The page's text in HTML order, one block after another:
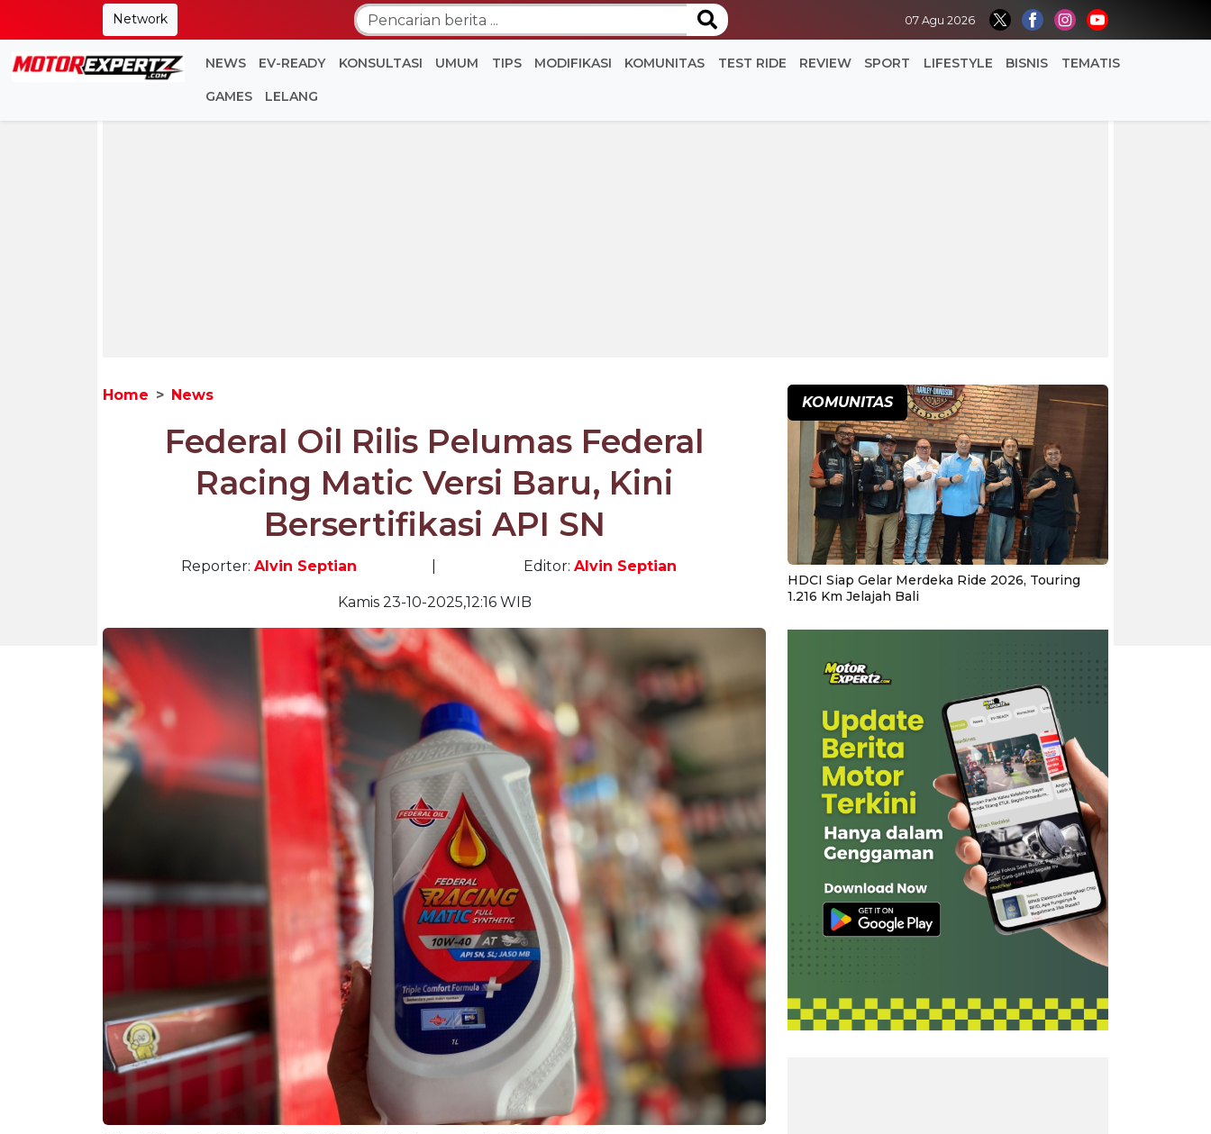
Network 07 Agu 2026
NEWS EV-READY KONSULTASI UMUM TIPS MODIFIKASI KOMUNITAS TEST RIDE REVIEW SPORT LIFESTYLE BISNIS TEMATIS
GAMES LELANG
Home News
Federal Oil Rilis Pelumas Federal
Racing Matic Versi Baru, Kini
Bersertifikasi API SN
Reporter: Alvin Septian Editor: Alvin Septian
Kamis 23-10-2025,12:16 WIB
KOMUNITAS
HDCI Siap Gelar Merdeka Ride 2026, Touring
1.216 Km Jelajah Bali